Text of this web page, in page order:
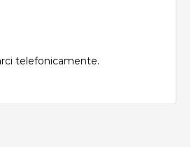
telefonicamente.